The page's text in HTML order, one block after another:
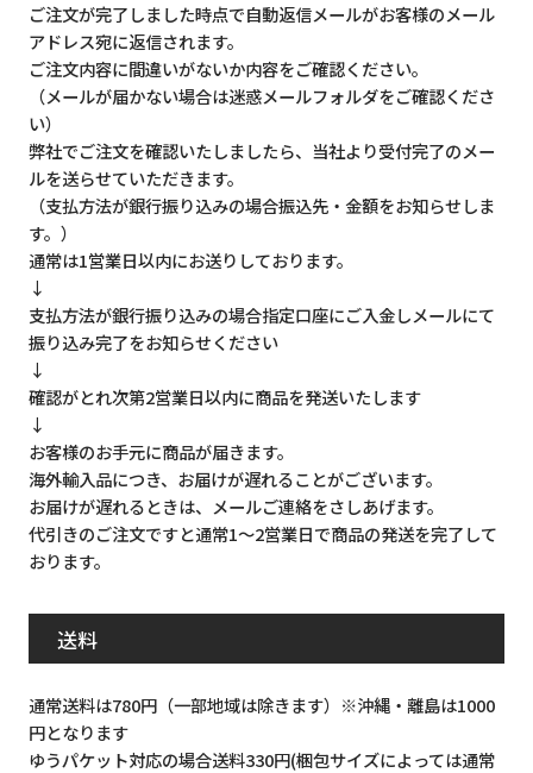
ご注文が完了しました時点で自動返信メールがお客様のメール
アドレス宛に返信されます。
ご注文内容に間違いがないか内容をご確認ください。
（メールが届かない場合は迷惑メールフォルダをご確認くださ
い）
弊社でご注文を確認いたしましたら、当社より受付完了のメー
ルを送らせていただきます。
（支払方法が銀行振り込みの場合振込先・金額をお知らせしま
す。）
通常は1営業日以内にお送りしております。
↓
支払方法が銀行振り込みの場合指定口座にご入金しメールにて
振り込み完了をお知らせください
↓
確認がとれ次第2営業日以内に商品を発送いたします
↓
お客様のお手元に商品が届きます。
海外輸入品につき、お届けが遅れることがございます。
お届けが遅れるときは、メールご連絡をさしあげます。
代引きのご注文ですと通常1～2営業日で商品の発送を完了して
おります。
送料
通常送料は780円（一部地域は除きます）※沖縄・離島は1000
円となります
ゆうパケット対応の場合送料330円(梱包サイズによっては通常